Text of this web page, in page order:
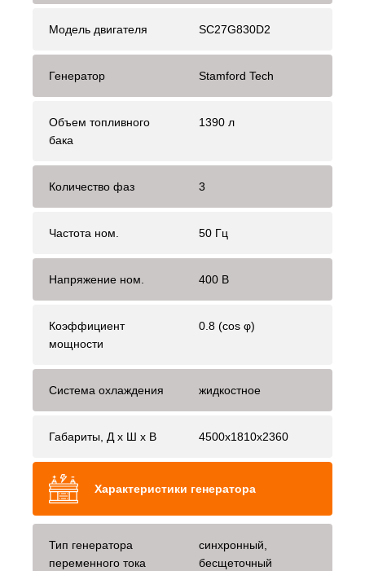
Модель двигателя SC27G830D2
Генератор Stamford Tech
Объем топливного
бака
1390 л
Количество фаз 3
Частота ном. 50 Гц
Напряжение ном. 400 В
Коэффициент
мощности
0.8 (cos φ)
Система охлаждения жидкостное
Габариты, Д x Ш x В 4500x1810x2360
Характеристики генератора
Тип генератора
переменного тока
синхронный,
бесщеточный